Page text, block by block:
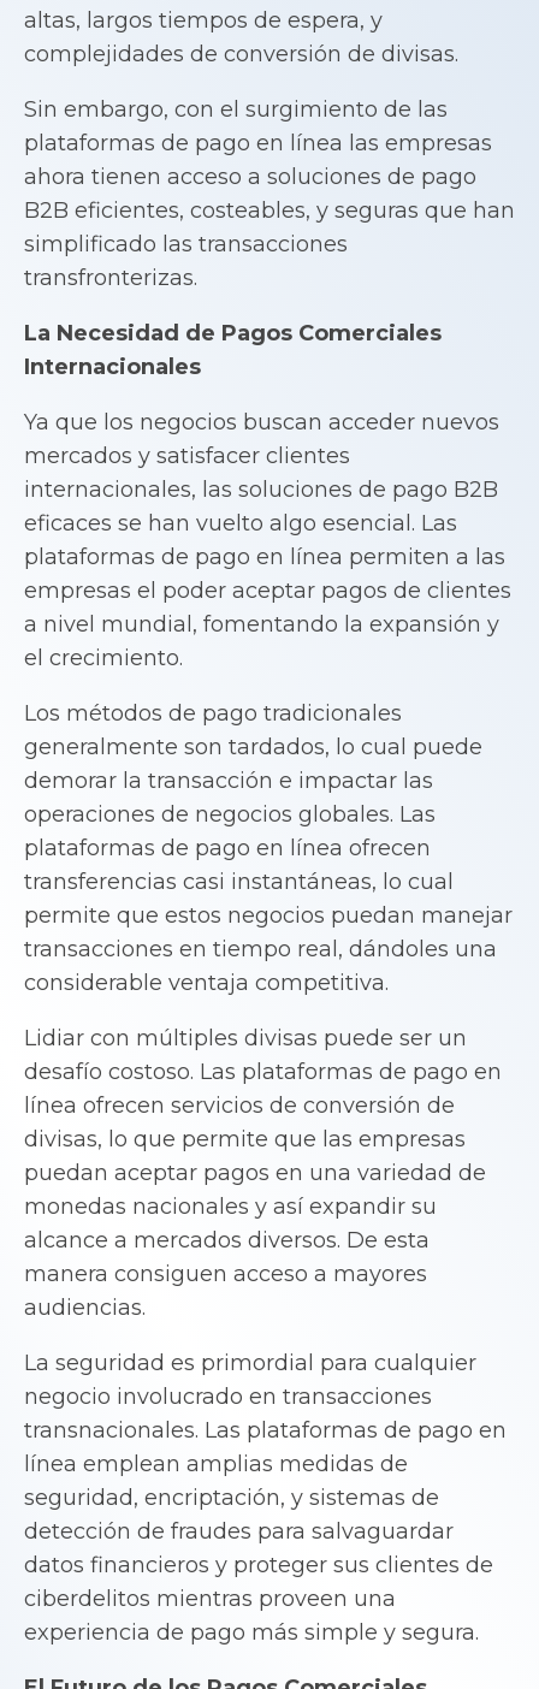
altas, largos tiempos de espera, y
complejidades de conversión de divisas.
Sin embargo, con el surgimiento de las
plataformas de pago en línea las empresas
ahora tienen acceso a soluciones de pago
B2B eficientes, costeables, y seguras que han
simplificado las transacciones
transfronterizas.
La Necesidad de Pagos Comerciales
Internacionales
Ya que los negocios buscan acceder nuevos
mercados y satisfacer clientes
internacionales, las soluciones de pago B2B
eficaces se han vuelto algo esencial. Las
plataformas de pago en línea permiten a las
empresas el poder aceptar pagos de clientes
a nivel mundial, fomentando la expansión y
el crecimiento.
Los métodos de pago tradicionales
generalmente son tardados, lo cual puede
demorar la transacción e impactar las
operaciones de negocios globales. Las
plataformas de pago en línea ofrecen
transferencias casi instantáneas, lo cual
permite que estos negocios puedan manejar
transacciones en tiempo real, dándoles una
considerable ventaja competitiva.
Lidiar con múltiples divisas puede ser un
desafío costoso. Las plataformas de pago en
línea ofrecen servicios de conversión de
divisas, lo que permite que las empresas
puedan aceptar pagos en una variedad de
monedas nacionales y así expandir su
alcance a mercados diversos. De esta
manera consiguen acceso a mayores
audiencias.
La seguridad es primordial para cualquier
negocio involucrado en transacciones
transnacionales. Las plataformas de pago en
línea emplean amplias medidas de
seguridad, encriptación, y sistemas de
detección de fraudes para salvaguardar
datos financieros y proteger sus clientes de
ciberdelitos mientras proveen una
experiencia de pago más simple y segura.